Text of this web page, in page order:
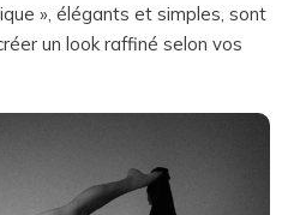
», élégants et simples, sont
un look raffiné selon vos